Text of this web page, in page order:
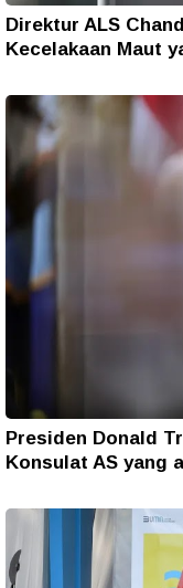
Direktur ALS
Kecelakaan Maut
Presiden Donald
Konsulat AS yang